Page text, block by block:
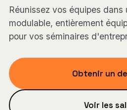
Réunissez vos équipes dans
modulable, entièrement
pour vos séminaires
Obtenir un
Voir les